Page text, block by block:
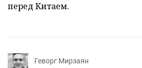
перед Китаем.
Геворг Мирзаян